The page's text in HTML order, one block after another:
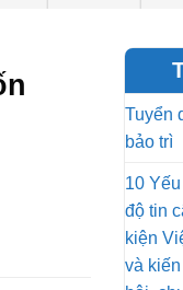
Tuyển
bảo trì
10
độ tin
kiện
và